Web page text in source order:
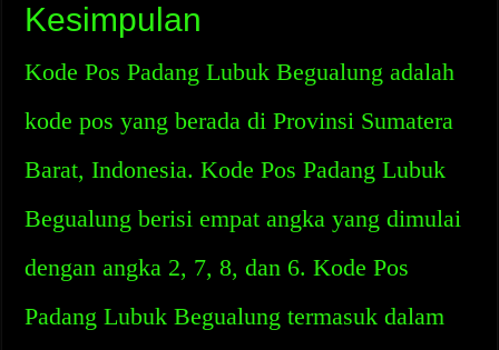
Kesimpulan
Kode Pos Padang Lubuk Begualung adalah
kode pos yang berada di Provinsi Sumatera
Barat, Indonesia. Kode Pos Padang Lubuk
Begualung berisi empat angka yang dimulai
dengan angka 2, 7, 8, dan 6. Kode Pos
Padang Lubuk Begualung termasuk dalam